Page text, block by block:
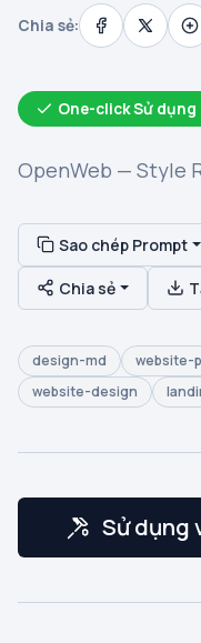
Chia sẻ:
One-click Sử dụng
OpenWeb — Style
Sao chép Prompt
Chia sẻ
design-md website-
website-design
Sử dụng